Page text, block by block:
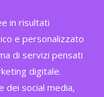
in risultati
e personalizzato
di servizi pensati
digitale.
dei social media,